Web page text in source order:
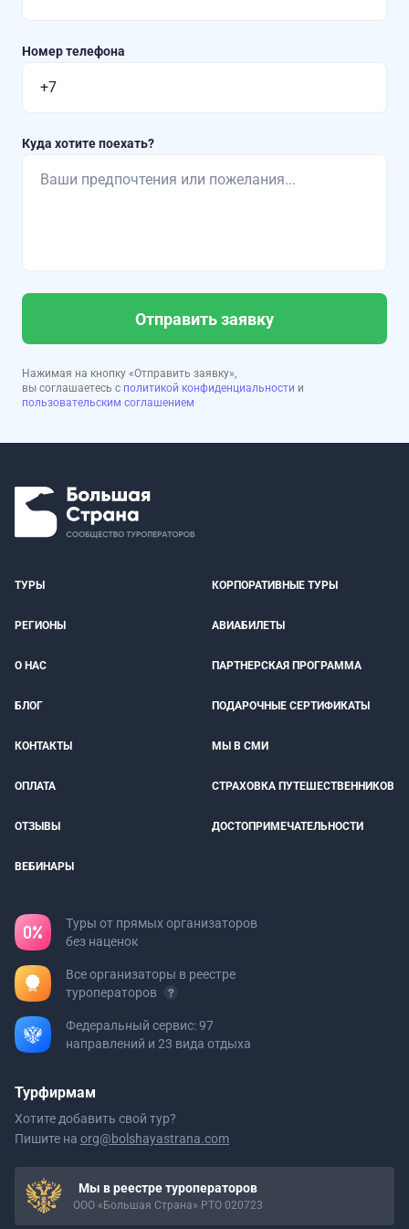
Номер телефона
Куда хотите поехать?
Отправить заявку
Нажимая на кнопку «Отправить заявку»,
вы соглашаетесь с политикой конфиденциальности и
пользовательским соглашением
ТУРЫ КОРПОРАТИВНЫЕ ТУРЫ
РЕГИОНЫ АВИАБИЛЕТЫ
О НАС ПАРТНЕРСКАЯ ПРОГРАММА
БЛОГ ПОДАРОЧНЫЕ СЕРТИФИКАТЫ
КОНТАКТЫ МЫ В СМИ
ОПЛАТА СТРАХОВКА ПУТЕШЕСТВЕННИКОВ
ОТЗЫВЫ ДОСТОПРИМЕЧАТЕЛЬНОСТИ
ВЕБИНАРЫ
Туры от прямых организаторов
без наценок
Все организаторы в реестре
туроператоров
Федеральный сервис: 97
направлений и 23 вида отдыха
Турфирмам
Хотите добавить свой тур?
Пишите на org@bolshayastrana.com
Мы в реестре туроператоров
ООО «Большая Страна» РТО 020723